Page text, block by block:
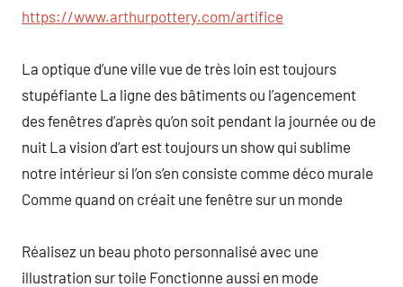
https://www.arthurpottery.com/artifice
La optique d’une ville vue de très loin est toujours
stupéfiante La ligne des bâtiments ou l’agencement
des fenêtres d’après qu’on soit pendant la journée ou de
nuit La vision d’art est toujours un show qui sublime
notre intérieur si l’on s’en consiste comme déco murale
Comme quand on créait une fenêtre sur un monde
Réalisez un beau photo personnalisé avec une
illustration sur toile Fonctionne aussi en mode